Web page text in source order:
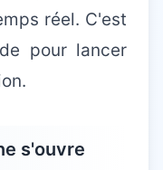
réel. C'est
pour lancer
s'ouvre